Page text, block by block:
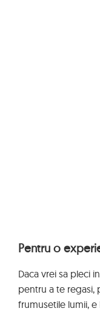
Pentru o
Daca vrei sa pleci
pentru a te regasi,
frumusetile lumii,